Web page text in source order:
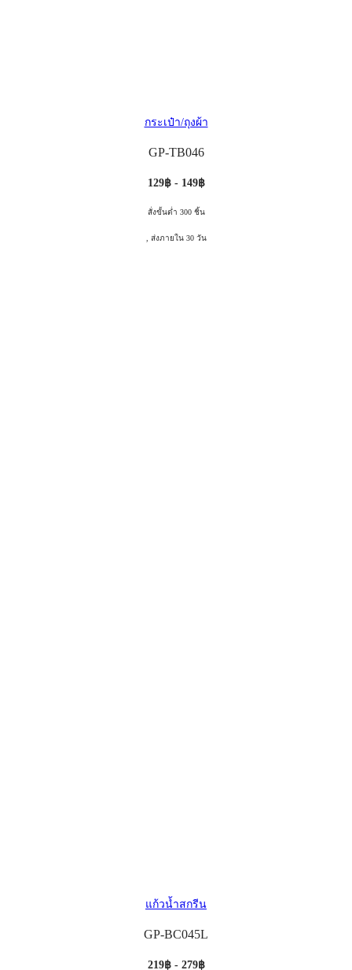
กระเป๋า/ถุงผ้า
GP-TB046
129฿ - 149฿
สั่งขั้นต่ำ 300 ชิ้น
, ส่งภายใน 30 วัน
แก้วน้ำสกรีน
GP-BC045L
219฿ - 279฿